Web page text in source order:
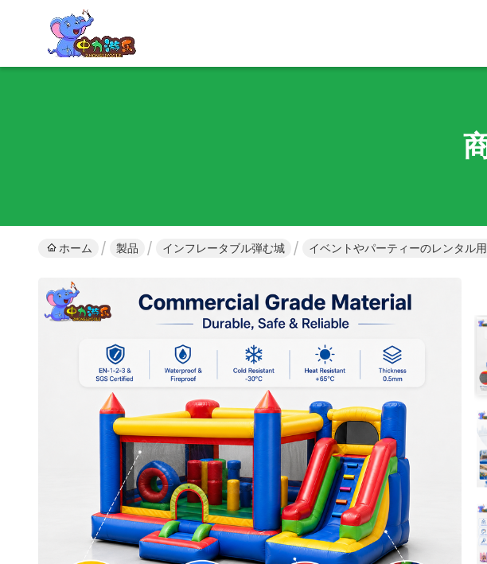
ホーム 製品 インフレータブル弾む城 イベントやパーティーのレンタル